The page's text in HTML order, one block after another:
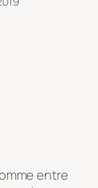
entre